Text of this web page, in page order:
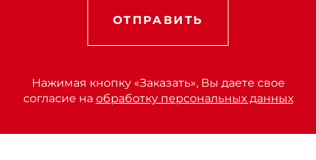
ОТПРАВИТЬ
Нажимая кнопку «Заказать», Вы даете свое
согласие на обработку персональных данных